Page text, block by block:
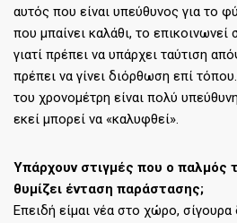
αυτός που είναι υπεύθυνος για το
που μπαίνει καλάθι, το
γιατί πρέπει να υπάρχει ταύτιση
πρέπει να γίνει διόρθωση επί
του χρονομέτρη είναι πολύ
εκεί μπορεί να «καλυφθεί».
Υπάρχουν στιγμές που ο παλμός
θυμίζει ένταση παράστασης;
Επειδή είμαι νέα στο χώρο,